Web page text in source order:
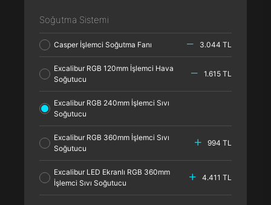
Soğutma Sistemi
Casper İşlemci Soğutma Fanı 3.044 TL
Excalibur RGB 120mm İşlemci Hava
Soğutucu
1.615 TL
Excalibur RGB 240mm İşlemci Sıvı
Soğutucu
Excalibur RGB 360mm İşlemci Sıvı
Soğutucu
994 TL
Excalibur LED Ekranlı RGB 360mm
İşlemci Sıvı Soğutucu
4.411 TL